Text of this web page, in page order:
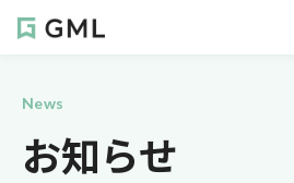
News
お知らせ